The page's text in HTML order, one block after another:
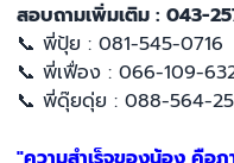
สอบถามเพิ่มเติม : 043-
📞 พี่ปุ้ย : 081-545-0716
📞 พี่เฟื่อง : 066-109-
📞 พี่ดุ๊ยดุ่ย : 088-564-